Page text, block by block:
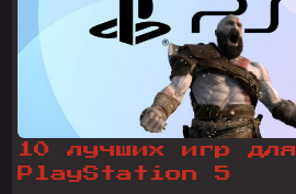
10 лучших игр для
PlayStation 5